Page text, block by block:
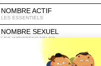
NOMBRE ACTIF
LES ESSENTIELS
NOMBRE SEXUEL
LES INDISPENSABLES
NUMÉROLOOK
LES INDISPENSABLES